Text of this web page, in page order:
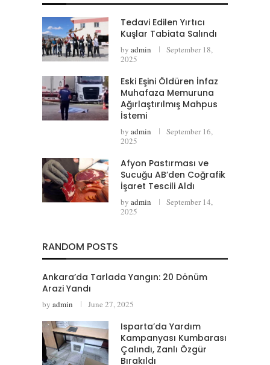
Tedavi Edilen Yırtıcı
Kuşlar Tabiata Salındı
by admin
September 18,
2025
Eski Eşini Öldüren İnfaz
Muhafaza Memuruna
Ağırlaştırılmış Mahpus
İstemi
by admin
September 16,
2025
Afyon Pastırması ve
Sucuğu AB’den Coğrafik
İşaret Tescili Aldı
by admin
September 14,
2025
RANDOM POSTS
Ankara’da Tarlada Yangın: 20 Dönüm
Arazi Yandı
by admin June 27, 2025
Isparta’da Yardım
Kampanyası Kumbarası
Çalındı, Zanlı Özgür
Bırakıldı